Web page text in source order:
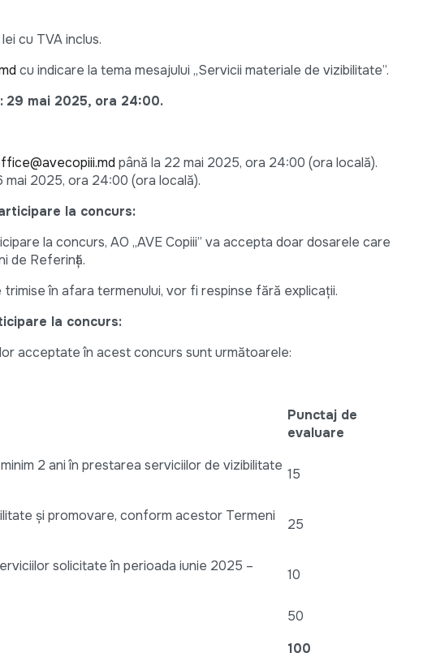
cu TVA inclus.
cu indicare la tema mesajului „Servicii materiale de vizibilitate”.
29 mai 2025, ora 24:00.
până la 22 mai 2025, ora 24:00 (ora locală).
2025, ora 24:00 (ora locală).
la concurs:
la concurs, AO „AVE Copiii” va accepta doar dosarele care
de Referință.
în afara termenului, vor fi respinse fără explicații.
la concurs:
acceptate în acest concurs sunt următoarele:
Punctaj de
evaluare
2 ani în prestarea serviciilor de vizibilitate
15
și promovare, conform acestor Termeni
25
solicitate în perioada iunie 2025 –
10
50
100